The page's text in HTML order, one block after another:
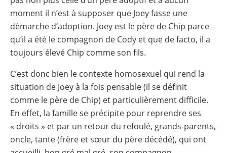
moment il n’est à supposer que Joey fasse une
démarche d’adoption. Joey est le père de Chip parce
qu’il a été le compagnon de Cody et que de facto, il a
toujours élevé Chip comme son fils.
C’est donc bien le contexte homosexuel qui rend la
situation de Joey à la fois pensable (il se définit
comme le père de Chip) et particulièrement difficile.
En effet, la famille se précipite pour reprendre ses
« droits » et par un retour du refoulé, grands-parents,
oncle, tante (frère et sœur du père décédé), qui ont